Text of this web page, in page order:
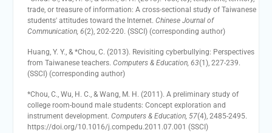
trade, or treasure of information: A cross-sectional study of Taiwanese
students' attitudes toward the Internet. Chinese Journal of
Communication, 6(2), 202-220. (SSCI) (corresponding author)
Huang, Y. Y., & *Chou, C. (2013). Revisiting cyberbullying: Perspectives
from Taiwanese teachers. Computers & Education, 63(1), 227-239.
(SSCI) (corresponding author)
*Chou, C., Wu, H. C., & Wang, M. H. (2011). A preliminary study of
college room-bound male students: Concept exploration and
instrument development. Computers & Education, 57(4), 2485-2495.
https://doi.org/10.1016/j.compedu.2011.07.001 (SSCI)